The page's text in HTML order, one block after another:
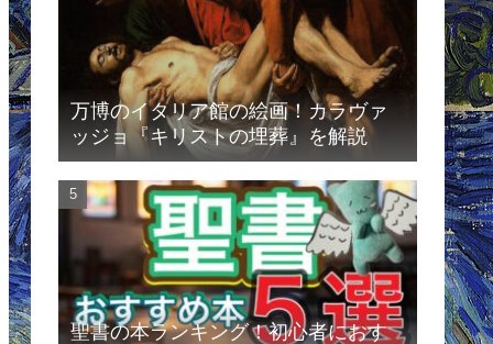
万博のイタリア館の絵画！カラヴァ
ッジョ『キリストの埋葬』を解説
聖書の本ランキング！初心者におす